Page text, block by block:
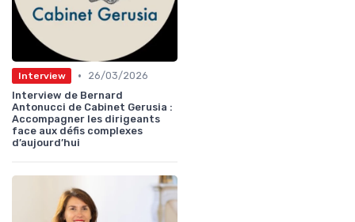
Interview •
26/03/2026
Interview de Bernard
Antonucci de Cabinet Gerusia :
Accompagner les dirigeants
face aux défis complexes
d’aujourd’hui